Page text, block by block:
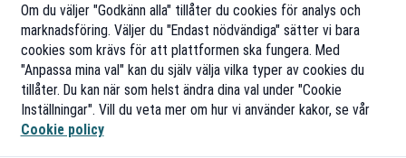
Om du väljer "Godkänn alla" tillåter du cookies för analys och
marknadsföring. Väljer du "Endast nödvändiga" sätter vi bara
cookies som krävs för att plattformen ska fungera. Med
"Anpassa mina val" kan du själv välja vilka typer av cookies du
tillåter. Du kan när som helst ändra dina val under "Cookie
Inställningar". Vill du veta mer om hur vi använder kakor, se vår
Cookie policy